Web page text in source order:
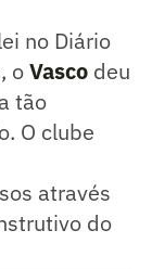
no Diário
oVasco deu
tão
O clube
através
do